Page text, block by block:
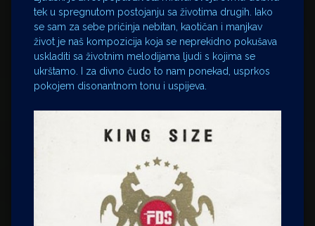
tek u spregnutom postojanju sa životima drugih. Iako
se sam za sebe pričinja nebitan, kaotičan i manjkav
život je naš kompozicija koja se neprekidno pokušava
uskladiti sa životnim melodijama ljudi s kojima se
ukrštamo. I za divno čudo to nam ponekad, usprkos
pokojem disonantnom tonu i uspijeva.